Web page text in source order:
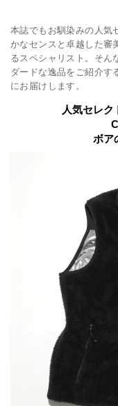
本誌でもお馴染みの人気
かなセンスと卓越した審
るスペシャリスト。そん
ダードな逸品をご紹介す
にお届けします。
人気セレ
ボア